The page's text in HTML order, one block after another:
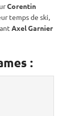
Corentin
temps de ski,
Axel Garnier
: